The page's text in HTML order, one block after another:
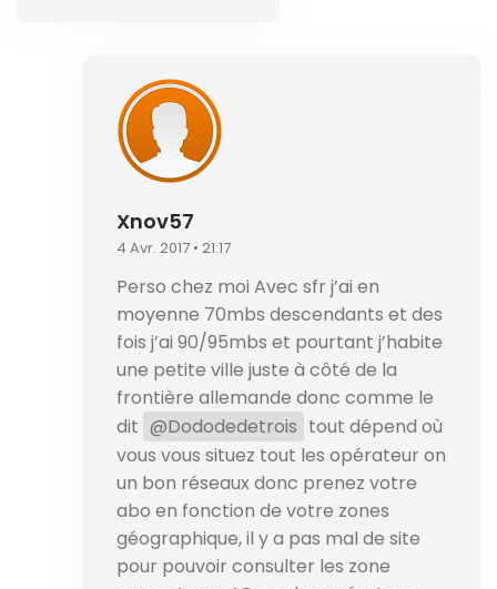
Xnov57
4 Avr. 2017 • 21:17
Perso chez moi Avec sfr j’ai en
moyenne 70mbs descendants et des
fois j’ai 90/95mbs et pourtant j’habite
une petite ville juste à côté de la
frontière allemande donc comme le
dit @Dododedetrois tout dépend où
vous vous situez tout les opérateur on
un bon réseaux donc prenez votre
abo en fonction de votre zones
géographique, il y a pas mal de site
pour pouvoir consulter les zone